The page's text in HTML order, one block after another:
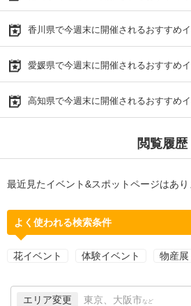
香川県で今週末に開催されるおすすめ
愛媛県で今週末に開催されるおすすめ
高知県で今週末に開催されるおすすめ
閲覧履歴
最近見たイベント&スポットページはあり
よく使われる検索条件
花イベント 体験イベント 物産展
エリア変更 東京、大阪市 など